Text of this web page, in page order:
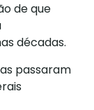
de que
décadas.
passaram